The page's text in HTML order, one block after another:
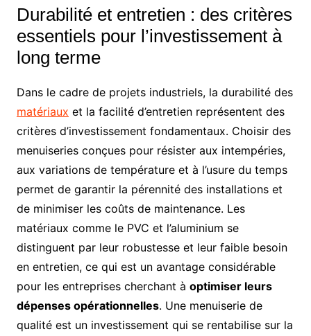
Durabilité et entretien : des critères
essentiels pour l’investissement à
long terme
Dans le cadre de projets industriels, la durabilité des
matériaux et la facilité d’entretien représentent des
critères d’investissement fondamentaux. Choisir des
menuiseries conçues pour résister aux intempéries,
aux variations de température et à l’usure du temps
permet de garantir la pérennité des installations et
de minimiser les coûts de maintenance. Les
matériaux comme le PVC et l’aluminium se
distinguent par leur robustesse et leur faible besoin
en entretien, ce qui est un avantage considérable
pour les entreprises cherchant à optimiser leurs
dépenses opérationnelles. Une menuiserie de
qualité est un investissement qui se rentabilise sur la